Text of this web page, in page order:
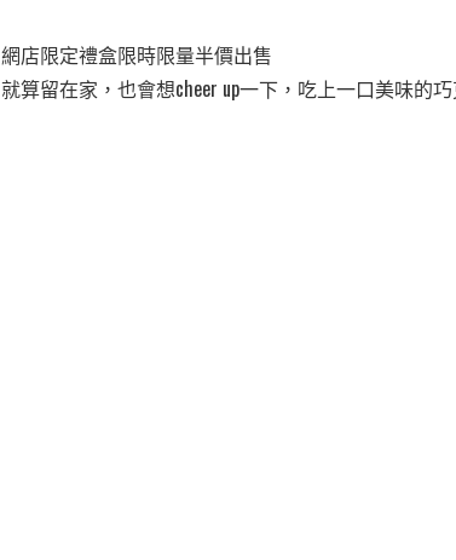
網店限定禮盒限時限量半價出售
就算留在家，也會想cheer up一下，吃上一口美味的